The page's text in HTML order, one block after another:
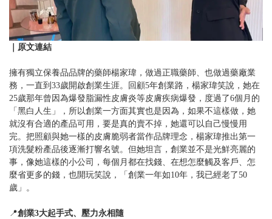
｜原文連結
擁有獨立保養品品牌的藥師楊家瑋，做過正職藥師、也做過藥廠業
務，一直到33歲開啟創業生涯。回顧5年創業路，楊家瑋笑說，她在
25歲那年曾因為爆發脂漏性皮膚炎等皮膚疾病爆發，度過了6個月的
「黑白人生」，所以創業一方面其實也是因為，如果不這樣做，她
就沒有合適的產品可用，要是真的賣不掉，她還可以自己慢慢用
完。把照顧與她一樣的皮膚脆弱者當作品牌理念，楊家瑋推出第一
項洗髮粉產品後逐漸打響名號。但她坦言，創業並不是光鮮亮麗的
事，像她這樣的小公司，每個月都在找錢、在想怎麼觸及客戶、怎
麼省更多的錢，也開玩笑說，「創業一年如10年，我已經老了50
歲」。
📍創業3大起手式、壓力永相隨